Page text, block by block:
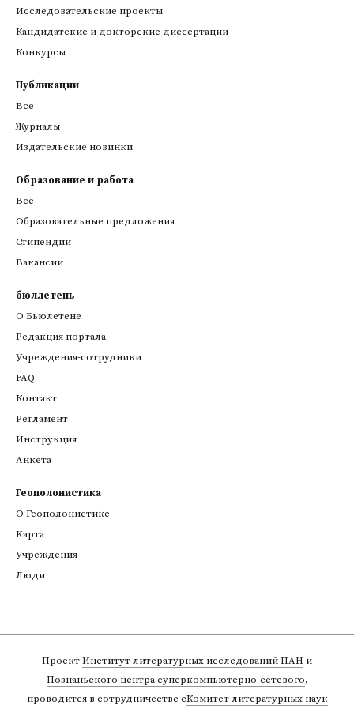
Исследовательские проекты
Кандидатские и докторские диссертации
Конкурсы
Публикации
Все
Журналы
Издательские новинки
Образование и работа
Все
Образовательные предложения
Стипендии
Вакансии
бюллетень
О Бьюлетене
Редакция портала
Учреждения-сотрудники
FAQ
Контакт
Регламент
Инструкция
Анкета
Геополонистика
О Геополонистике
Kарта
Учреждения
Люди
ПроектИнститут литературных исследований ПАН и
Познаньского центра суперкомпьютерно-сетевого,
проводится в сотрудничестве сКомитет литературных наук